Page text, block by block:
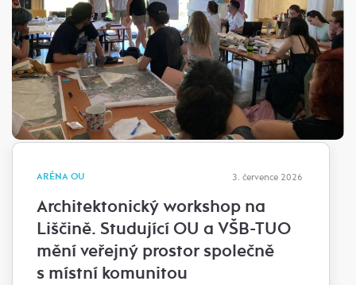
ARÉNA OU 3. července 2026
Architektonický workshop na
Liščině. Studující OU a VŠB-TUO
mění veřejný prostor společně
s místní komunitou